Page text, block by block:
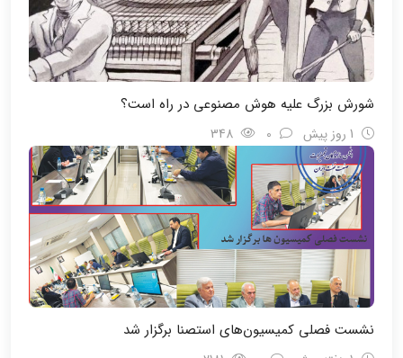
شورش بزرگ علیه هوش مصنوعی در راه است؟
نشست فصلی کمیسیون‌های استصنا برگزار شد